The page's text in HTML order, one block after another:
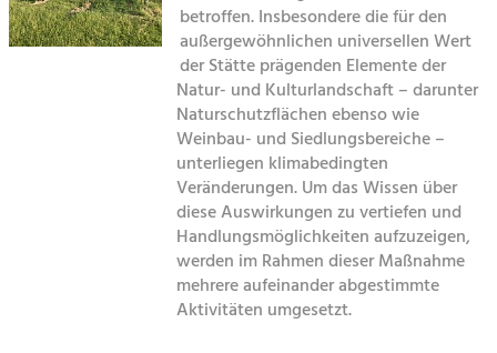
Landscape.
Offer Development and Positioning
Art & Culture
Crafts, Science and Research.
Social Affairs, Education
Equality, Youth and Integration.
betroffen. Insbesondere die für den
außergewöhnlichen universellen Wert
der Stätte prägenden Elemente der
Natur- und Kulturlandschaft – darunter
Naturschutzflächen ebenso wie
Weinbau- und Siedlungsbereiche –
unterliegen klimabedingten
Veränderungen. Um das Wissen über
diese Auswirkungen zu vertiefen und
Handlungsmöglichkeiten aufzuzeigen,
werden im Rahmen dieser Maßnahme
mehrere aufeinander abgestimmte
Aktivitäten umgesetzt.